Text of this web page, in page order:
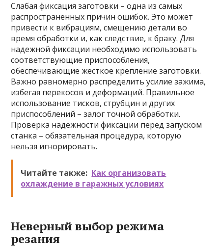
Слабая фиксация заготовки – одна из самых
распространенных причин ошибок. Это может
привести к вибрациям, смещению детали во
время обработки и, как следствие, к браку. Для
надежной фиксации необходимо использовать
соответствующие приспособления,
обеспечивающие жесткое крепление заготовки.
Важно равномерно распределить усилие зажима,
избегая перекосов и деформаций. Правильное
использование тисков, струбцин и других
приспособлений – залог точной обработки.
Проверка надежности фиксации перед запуском
станка – обязательная процедура, которую
нельзя игнорировать.
Читайте также: Как организовать
охлаждение в гаражных условиях
Неверный выбор режима
резания